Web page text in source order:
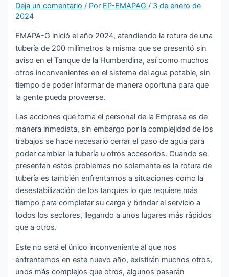
Deja un comentario / Por EP-EMAPAG/ 3 de enero de
2024
EMAPA-G inició el año 2024, atendiendo la rotura de una
tubería de 200 milímetros la misma que se presentó sin
aviso en el Tanque de la Humberdina, así como muchos
otros inconvenientes en el sistema del agua potable, sin
tiempo de poder informar de manera oportuna para que
la gente pueda proveerse.
Las acciones que toma el personal de la Empresa es de
manera inmediata, sin embargo por la complejidad de los
trabajos se hace necesario cerrar el paso de agua para
poder cambiar la tubería u otros accesorios. Cuando se
presentan estos problemas no solamente es la rotura de
tubería es también enfrentarnos a situaciones como la
desestabilización de los tanques lo que requiere más
tiempo para completar su carga y brindar el servicio a
todos los sectores, llegando a unos lugares más rápidos
que a otros.
Este no será el único inconveniente al que nos
enfrentemos en este nuevo año, existirán muchos otros,
unos más complejos que otros, algunos pasarán